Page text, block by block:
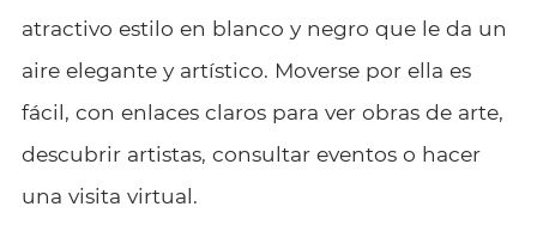
atractivo estilo en blanco y negro que le da un
aire elegante y artístico. Moverse por ella es
fácil, con enlaces claros para ver obras de arte,
descubrir artistas, consultar eventos o hacer
una visita virtual.